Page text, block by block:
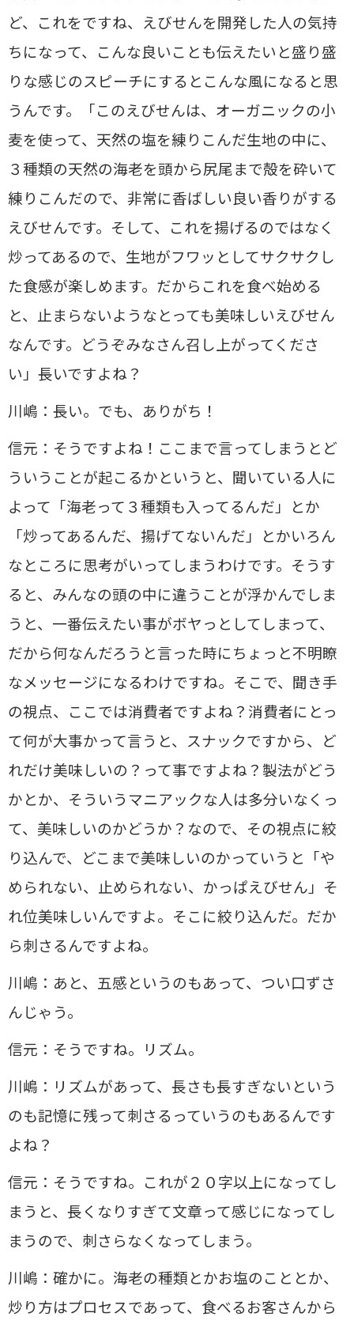
ど、これをですね、えびせんを開発した人の気持
ちになって、こんな良いことも伝えたいと盛り盛
りな感じのスピーチにするとこんな風になると思
うんです。「このえびせんは、オーガニックの小
麦を使って、天然の塩を練りこんだ生地の中に、
３種類の天然の海老を頭から尻尾まで殻を砕いて
練りこんだので、非常に香ばしい良い香りがする
えびせんです。そして、これを揚げるのではなく
炒ってあるので、生地がフワッとしてサクサクし
た食感が楽しめます。だからこれを食べ始める
と、止まらないようなとっても美味しいえびせん
なんです。どうぞみなさん召し上がってくださ
い」長いですよね？
川嶋：長い。でも、ありがち！
信元：そうですよね！ここまで言ってしまうとど
ういうことが起こるかというと、聞いている人に
よって「海老って３種類も入ってるんだ」とか
「炒ってあるんだ、揚げてないんだ」とかいろん
なところに思考がいってしまうわけです。そうす
ると、みんなの頭の中に違うことが浮かんでしま
うと、一番伝えたい事がボヤっとしてしまって、
だから何なんだろうと言った時にちょっと不明瞭
なメッセージになるわけですね。そこで、聞き手
の視点、ここでは消費者ですよね？消費者にとっ
て何が大事かって言うと、スナックですから、ど
れだけ美味しいの？って事ですよね？製法がどう
かとか、そういうマニアックな人は多分いなくっ
て、美味しいのかどうか？なので、その視点に絞
り込んで、どこまで美味しいのかっていうと「や
められない、止められない、かっぱえびせん」そ
れ位美味しいんですよ。そこに絞り込んだ。だか
ら刺さるんですよね。
川嶋：あと、五感というのもあって、つい口ずさ
んじゃう。
信元：そうですね。リズム。
川嶋：リズムがあって、長さも長すぎないという
のも記憶に残って刺さるっていうのもあるんです
よね？
信元：そうですね。これが２０字以上になってし
まうと、長くなりすぎて文章って感じになってし
まうので、刺さらなくなってしまう。
川嶋：確かに。海老の種類とかお塩のこととか、
炒り方はプロセスであって、食べるお客さんから